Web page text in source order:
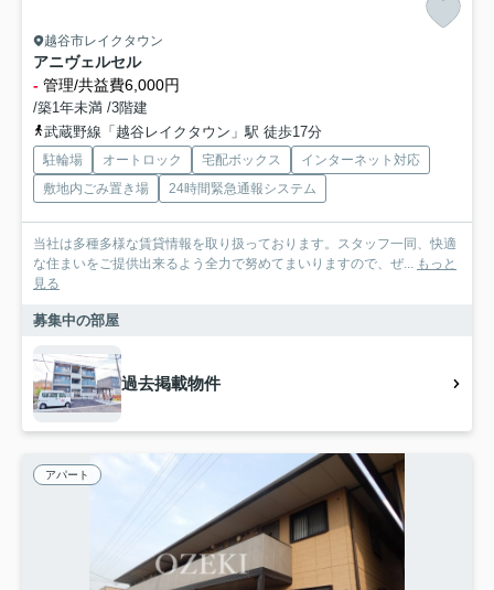
越谷市レイクタウン
アニヴェルセル
- 管理/共益費6,000円
/築1年未満 /3階建
武蔵野線「越谷レイクタウン」駅 徒歩17分
駐輪場 オートロック 宅配ボックス
インターネット対応
敷地内ごみ置き場
24時間緊急通報システム
当社は多種多様な賃貸情報を取り扱っております。スタッフ一同、快適
な住まいをご提供出来るよう全力で努めてまいりますので、ぜ...
もっと
見る
募集中の部屋
過去掲載物件
アパート